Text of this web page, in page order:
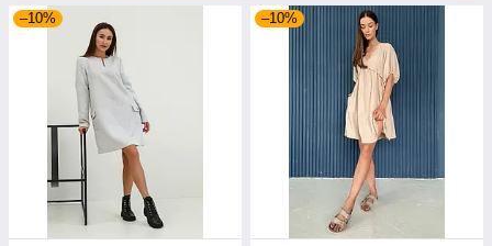
–10% –10%